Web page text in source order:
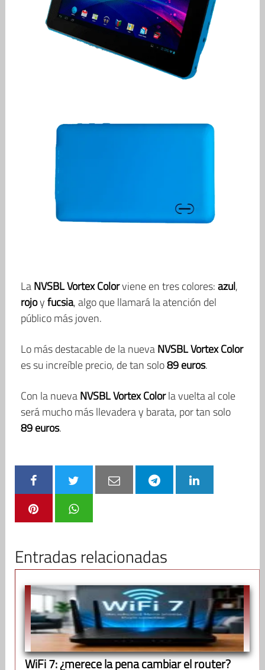
LaNVSBL Vortex Colorviene en tres colores:azul,
rojoyfucsia, algo que llamará la atención del
público más joven.
Lo más destacable de la nuevaNVSBL Vortex Color
es su increíble precio, de tan solo89 euros.
Con la nuevaNVSBL Vortex Colorla vuelta al cole
será mucho más llevadera y barata, por tan solo
89 euros.
Entradas relacionadas
WiFi 7: ¿merece la pena cambiar el router?